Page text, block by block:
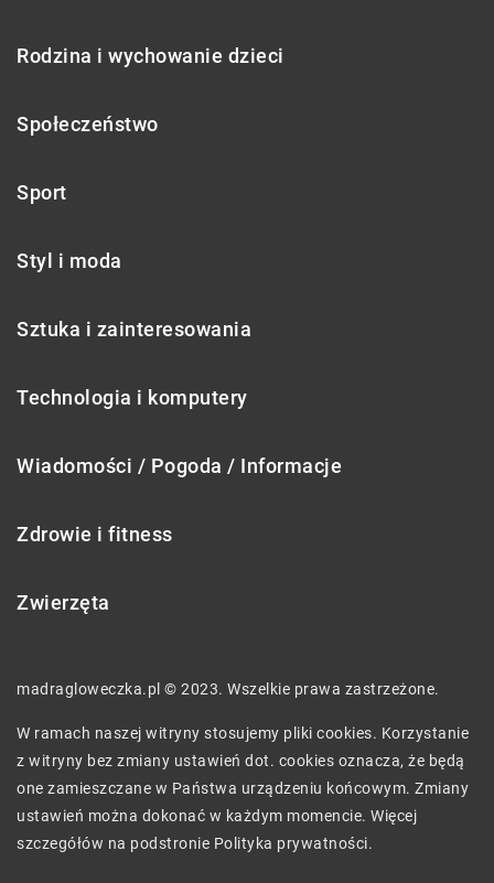
Rodzina i wychowanie dzieci
Społeczeństwo
Sport
Styl i moda
Sztuka i zainteresowania
Technologia i komputery
Wiadomości / Pogoda / Informacje
Zdrowie i fitness
Zwierzęta
madragloweczka.pl © 2023. Wszelkie prawa zastrzeżone.
W ramach naszej witryny stosujemy pliki cookies. Korzystanie
z witryny bez zmiany ustawień dot. cookies oznacza, że będą
one zamieszczane w Państwa urządzeniu końcowym. Zmiany
ustawień można dokonać w każdym momencie. Więcej
szczegółów na podstronie Polityka prywatności.